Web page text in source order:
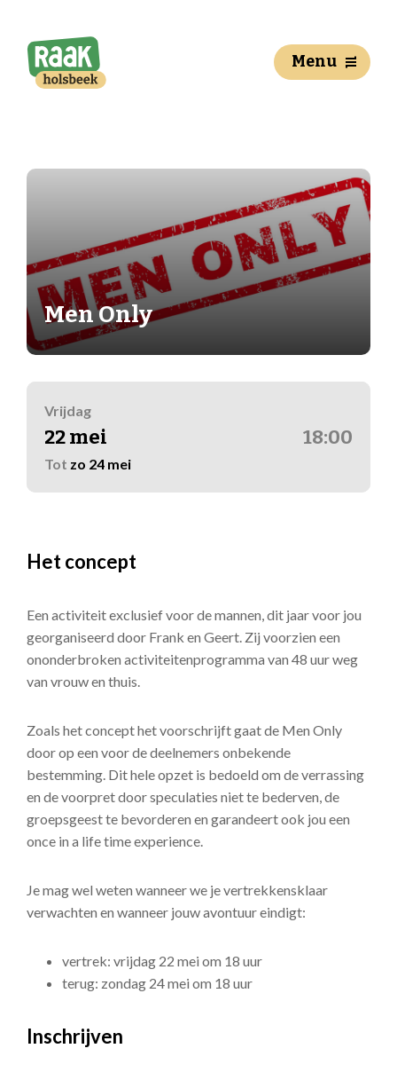
Menu
Men Only
Vrijdag
22 mei 18:00
Tot zo 24 mei
Het concept
Een activiteit exclusief voor de mannen, dit jaar voor jou
georganiseerd door Frank en Geert. Zij voorzien een
ononderbroken activiteitenprogramma van 48 uur weg
van vrouw en thuis.
Zoals het concept het voorschrijft gaat de Men Only
door op een voor de deelnemers onbekende
bestemming. Dit hele opzet is bedoeld om de verrassing
en de voorpret door speculaties niet te bederven, de
groepsgeest te bevorderen en garandeert ook jou een
once in a life time experience.
Je mag wel weten wanneer we je vertrekkensklaar
verwachten en wanneer jouw avontuur eindigt:
vertrek: vrijdag 22 mei om 18 uur
terug: zondag 24 mei om 18 uur
Inschrijven